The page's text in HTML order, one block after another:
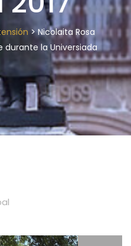
>Nicolaita Rosa
durante la Universiada